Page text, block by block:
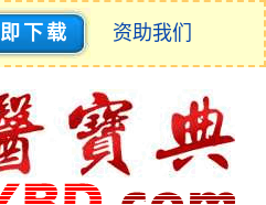
下载 资助我们